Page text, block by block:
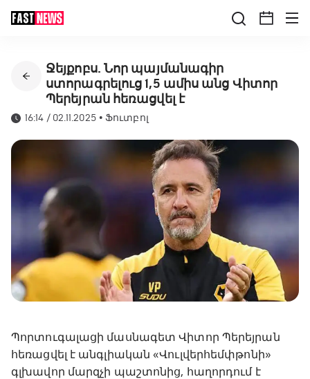
Ջեյքոբս. Նոր պայմանագիր
ստորագրելուց 1,5 ամիս անց Վիտոր
Պերեյրան հեռացվել է
16:14 / 02.11.2025 •Ֆուտբոլ
Պորտուգալացի մասնագետ Վիտոր Պերեյրան
հեռացվել է անգլիական «Վուլվերհեմփթոնի»
գլխավոր մարզչի պաշտոնից, հաղորդում է